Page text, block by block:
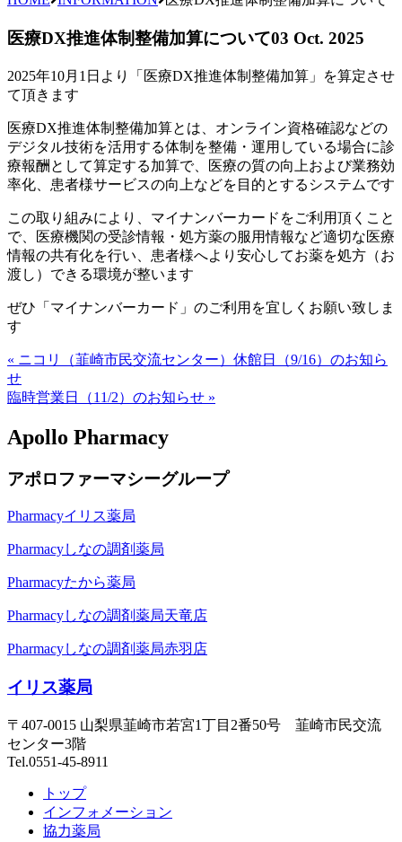
医療DX推進体制整備加算について03 Oct. 2025
2025年10月1日より「医療DX推進体制整備加算」を算定させ
て頂きます
医療DX推進体制整備加算とは、オンライン資格確認などの
デジタル技術を活用する体制を整備・運用している場合に診
療報酬として算定する加算で、医療の質の向上および業務効
率化、患者様サービスの向上などを目的とするシステムです
この取り組みにより、マイナンバーカードをご利用頂くこと
で、医療機関の受診情報・処方薬の服用情報など適切な医療
情報の共有化を行い、患者様へより安心してお薬を処方（お
渡し）できる環境が整います
ぜひ「マイナンバーカード」のご利用を宜しくお願い致しま
す
« ニコリ（韮崎市民交流センター）休館日（9/16）のお知ら
せ
臨時営業日（11/2）のお知らせ »
Apollo Pharmacy
アポロファーマシーグループ
Pharmacyイリス薬局
Pharmacyしなの調剤薬局
Pharmacyたから薬局
Pharmacyしなの調剤薬局天竜店
Pharmacyしなの調剤薬局赤羽店
イリス薬局
〒407-0015 山梨県韮崎市若宮1丁目2番50号 韮崎市民交流
センター3階
Tel.0551-45-8911
トップ
インフォメーション
協力薬局